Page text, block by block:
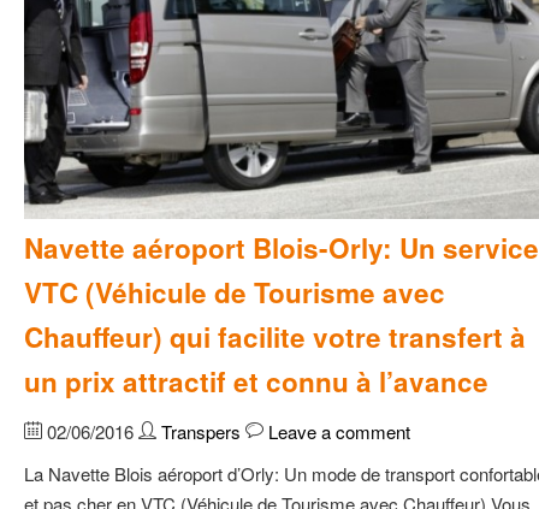
Navette aéroport Blois-Orly: Un service
VTC (Véhicule de Tourisme avec
Chauffeur) qui facilite votre transfert à
un prix attractif et connu à l’avance
02/06/2016 Transpers
Leave a comment
La Navette Blois aéroport d’Orly: Un mode de transport
et pas cher en VTC (Véhicule de Tourisme avec Chauffeur) Vous